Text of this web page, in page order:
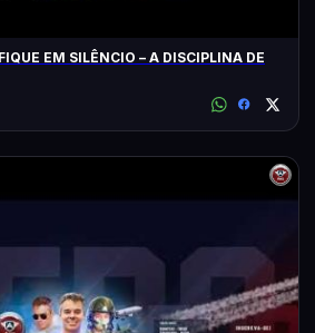
EM SILÊNCIO – A DISCIPLINA DE